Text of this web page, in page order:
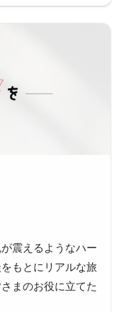
震えるようなハー
もとにリアルな旅
まのお役に立てた